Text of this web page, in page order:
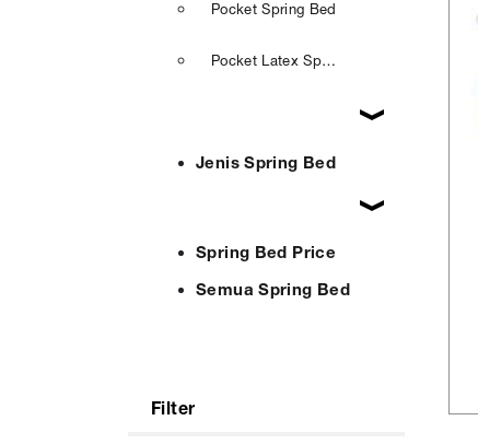
Pocket Spring Bed
Pocket Latex Spring Bed
Jenis Spring Bed
Spring Bed Price
Semua Spring Bed
Filter